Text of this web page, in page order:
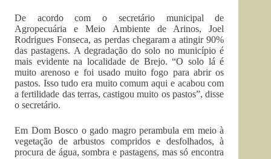
De acordo com o secretário municipal de
Agropecuária e Meio Ambiente de Arinos, Joel
Rodrigues Fonseca, as perdas chegaram a atingir 90%
das pastagens. A degradação do solo no município é
mais evidente na localidade de Brejo. “O solo lá é
muito arenoso e foi usado muito fogo para abrir os
pastos. Isso tudo era muito comum aqui e acabou com
a fertilidade das terras, castigou muito os pastos”, disse
o secretário.
Em Dom Bosco o gado magro perambula em meio à
vegetação de arbustos compridos e desfolhados, à
procura de água, sombra e pastagens, mas só encontra